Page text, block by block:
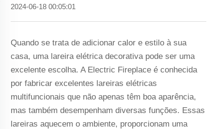
2024-06-18 00:05:01
Quando se trata de adicionar calor e estilo à sua
casa, uma lareira elétrica decorativa pode ser uma
excelente escolha. A Electric Fireplace é conhecida
por fabricar excelentes lareiras elétricas
multifuncionais que não apenas têm boa aparência,
mas também desempenham diversas funções. Essas
lareiras aquecem o ambiente, proporcionam uma